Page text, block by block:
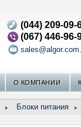
(044) 209-09-
(067) 446-96-
О КОМПАНИИ
Блоки питания